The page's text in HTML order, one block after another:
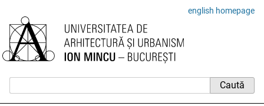
english homepage